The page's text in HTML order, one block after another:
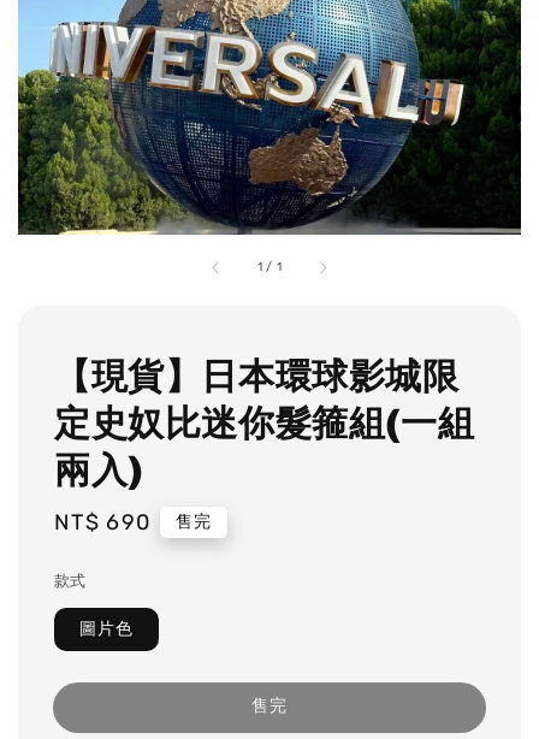
1 / 1
【現貨】日本環球影城限
定史奴比迷你髮箍組(一組
兩入)
Regular
NT$ 690 售完
款式
圖片色
售完